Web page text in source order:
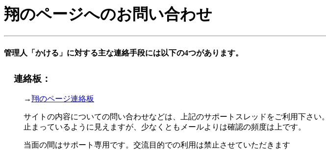
翔のページへのお問い合わせ
管理人「かける」に対する主な連絡手段には以下の4つがあります。
連絡板：
→翔のページ連絡板
サイトの内容についての問い合わせなどは、上記のサポートスレッドをご利用下さい。
止まっているように見えますが、少なくともメールよりは確認の頻度は上です。
当面の間はサポート専用です。交流目的での利用は禁止させていただきます